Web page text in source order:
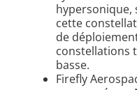
hypersonique,
cette
de
constellations
basse.
Firefly